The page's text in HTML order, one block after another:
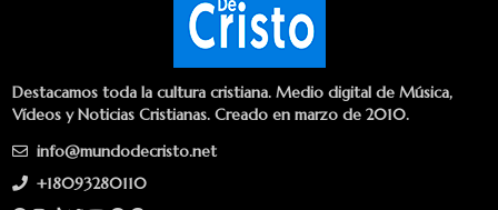
Destacamos toda la cultura cristiana. Medio digital de Música,
Vídeos y Noticias Cristianas. Creado en marzo de 2010.
info@mundodecristo.net
+18093280110